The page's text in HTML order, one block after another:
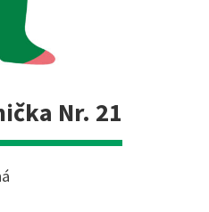
Nr. 21